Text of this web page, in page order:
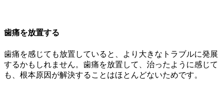
歯痛を放置する
歯痛を感じても放置していると、より大きなトラブルに発展
するかもしれません。歯痛を放置して、治ったように感じて
も、根本原因が解決することはほとんどないためです。